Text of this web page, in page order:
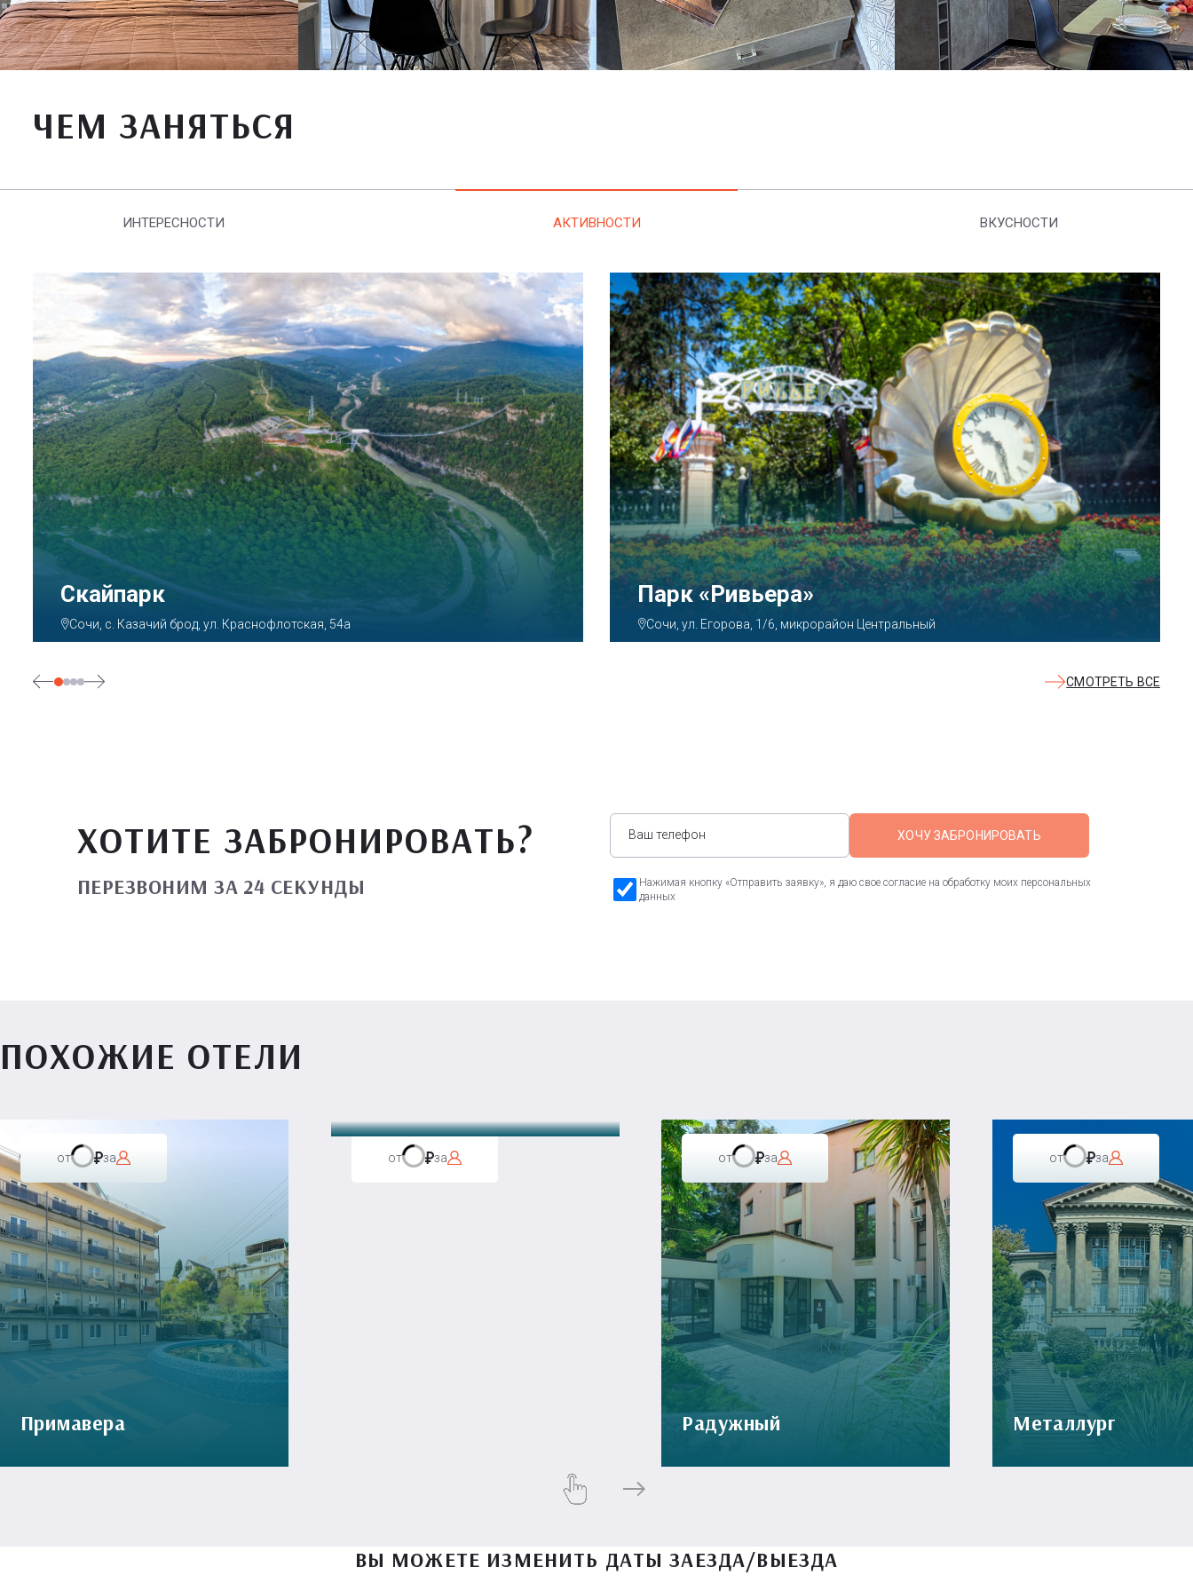
ЧЕМ ЗАНЯТЬСЯ
ИНТЕРЕСНОСТИ АКТИВНОСТИ ВКУСНОСТИ
Парк «Ривьера»
Сочи, ул. Егорова, 1/6, микрорайон Центральный
Аквапарк «АКВАЛОО»
Сочи, ул. Декабристов, 78б
СМОТРЕТЬ ВСЕ
ХОТИТЕ ЗАБРОНИРОВАТЬ?
ПЕРЕЗВОНИМ ЗА 24 СЕКУНДЫ
ХОЧУ ЗАБРОНИРОВАТЬ
Нажимая кнопку «Отправить заявку», я даю свое согласие на обработку моих персональных
данных
ПОХОЖИЕ ОТЕЛИ
от за
Примавера
от за от за
Радужный
от за
Металлург
ВЫ МОЖЕТЕ ИЗМЕНИТЬ ДАТЫ ЗАЕЗДА/ВЫЕЗДА